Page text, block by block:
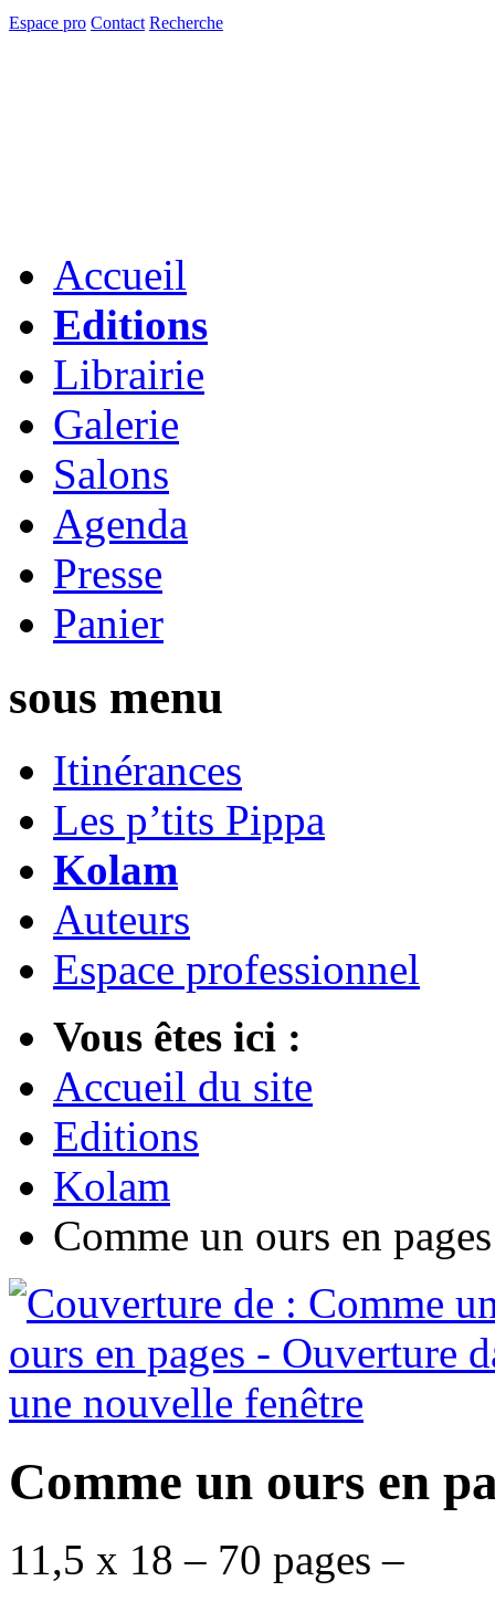
Espace pro Contact Recherche
Accueil
Editions
Librairie
Galerie
Salons
Agenda
Presse
Panier
sous menu
Itinérances
Les p’tits Pippa
Kolam
Auteurs
Espace professionnel
Vous êtes ici :
Accueil du site
Editions
Kolam
Comme un ours en pages
Comme un ours en
11,5 x 18 – 70 pages –